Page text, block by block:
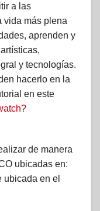
a las
vida más plena
aprenden y
y tecnologías.
hacerlo en la
en este
de manera
ubicadas en:
ubicada en el